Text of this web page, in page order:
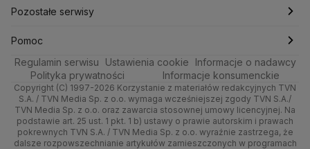
Ministerstwo Infrastruktury
Ministerstwo Rolnictwa
Ministerstwo Rozwoju i Technologii
Ministerstwo Sportu i Turystyki
Ministerstwo Cyfryzacji
Ministerstwo Edukacji Narodowej
Ministerstwo Finansów
Quizy
Tematy
Trójmiasto
Kielce
Kujawsko-pomorskie
Lublin
Rynki
Dla firm
Handel
Ze świata
Tech
Pogoda na weekend
Najnowsze
Polska
Prognoza
Świat
Kolarstwo
Skoki Narciarskie
Sporty zimowe
Lekkoatletyka
Siatkówka
Polska
Świat
Polityka
Zdrowie
Tech
Najnowsze
Gorące Tematy
Wyślij zgłoszenie
Pozostałe serwisy
TVN
Dzień Dobry TVN
Uwaga TVN
HGTV
Pomoc
Centrum pomocy
Test zgodności
Oglądaj na TV
Regulamin serwisu Ustawienia cookie
Informacje o nadawcy
Polityka prywatności
Informacje konsumenckie
Copyright (C) 1997-2026 Korzystanie z materiałów redakcyjnych TVN
S.A. / TVN Media Sp. z o.o. wymaga wcześniejszej zgody TVN S.A./
TVN Media Sp. z o.o. oraz zawarcia stosownej umowy licencyjnej. Na
podstawie art. 25 ust. 1 pkt. 1 b) ustawy o prawie autorskim i prawach
pokrewnych TVN S.A. / TVN Media Sp. z o.o. wyraźnie zastrzega, że
dalsze rozpowszechnianie artykułów zamieszczonych w programach